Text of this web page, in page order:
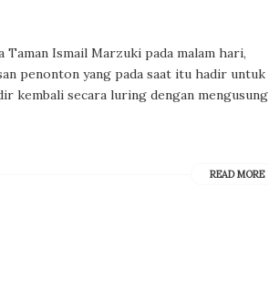
Ismail Marzuki pada malam hari,
penonton yang pada saat itu hadir untuk
kembali secara luring dengan mengusung
READ MORE